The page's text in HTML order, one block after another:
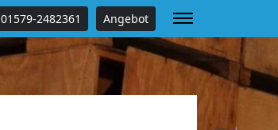
01579-2482361 Angebot